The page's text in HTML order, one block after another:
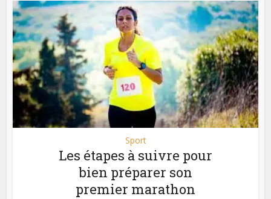
Sport
Les étapes à suivre pour
bien préparer son
premier marathon